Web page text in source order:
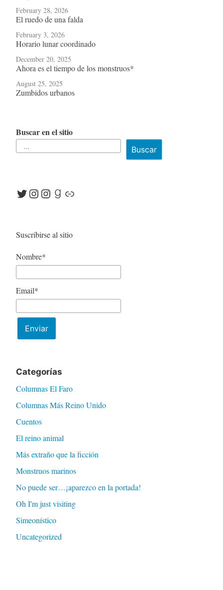
February 28, 2026
El ruedo de una falda
February 3, 2026
Horario lunar coordinado
December 20, 2025
Ahora es el tiempo de los monstruos*
August 25, 2025
Zumbidos urbanos
Buscar en el sitio
Buscar
Twitter
Instagram
Instagram
Goodreads
Link
Suscribirse al sitio
Nombre*
Email*
Categorías
Columnas El Faro
Columnas Más Reino Unido
Cuentos
El reino animal
Más extraño que la ficción
Monstruos marinos
No puede ser…¡aparezco en la portada!
Oh I'm just visiting
Simeonístico
Uncategorized